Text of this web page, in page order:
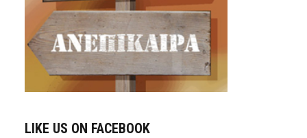
LIKE US ON FACEBOOK